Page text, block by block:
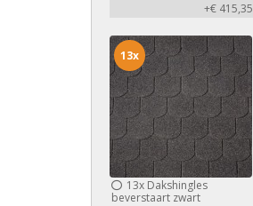
+€ 415,35
13x Dakshingles
beverstaart zwart
13x